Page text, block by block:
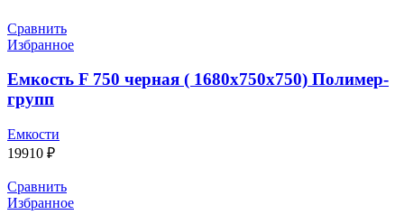
Сравнить
Избранное
Емкость F 750 черная ( 1680x750x750) Полимер-
групп
Емкости
19910 ₽
Сравнить
Избранное